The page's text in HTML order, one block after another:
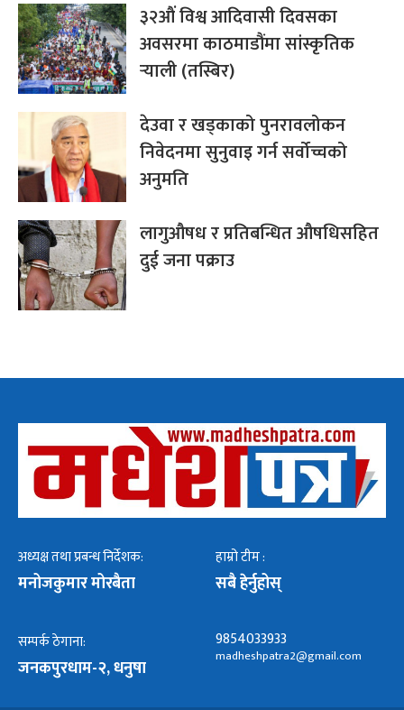
३२औं विश्व आदिवासी दिवसका
अवसरमा काठमाडौंमा सांस्कृतिक
र्‍याली (तस्बिर)
देउवा र खड्काको पुनरावलोकन
निवेदनमा सुनुवाइ गर्न सर्वोच्चको
अनुमति
लागुऔषध र प्रतिबन्धित औषधिसहित
दुई जना पक्राउ
अध्यक्ष तथा प्रबन्ध निर्देशक:
मनोजकुमार मोरबैता
हाम्रो टीम :
सबै हेर्नुहोस्
सम्पर्क ठेगाना:
जनकपुरधाम-२, धनुषा
9854033933
madheshpatra2@gmail.com